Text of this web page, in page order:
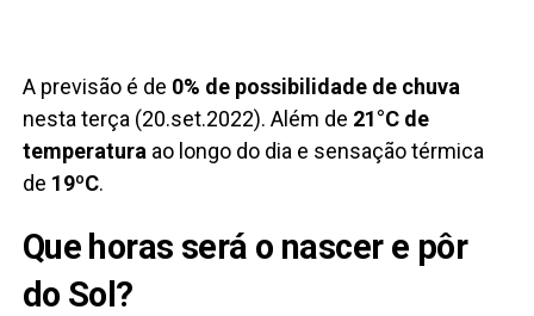
A previsão é de 0% de possibilidade de chuva
nesta terça (20.set.2022). Além de 21°C de
temperatura ao longo do dia e sensação térmica
de 19ºC.
Que horas será o nascer e pôr
do Sol?